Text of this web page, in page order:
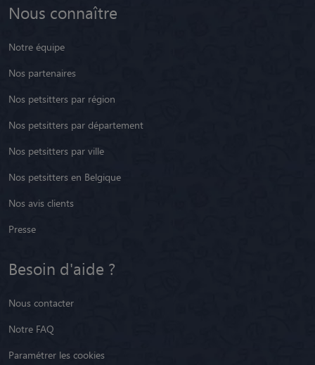
Nous connaître
Notre équipe
Nos partenaires
Nos petsitters par région
Nos petsitters par département
Nos petsitters par ville
Nos petsitters en Belgique
Nos avis clients
Presse
Besoin d'aide ?
Nous contacter
Notre FAQ
Paramétrer les cookies